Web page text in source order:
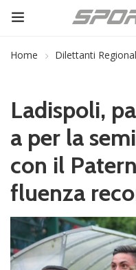
Home Dilettanti
Ladispoli,
a per la
con il
fluenza